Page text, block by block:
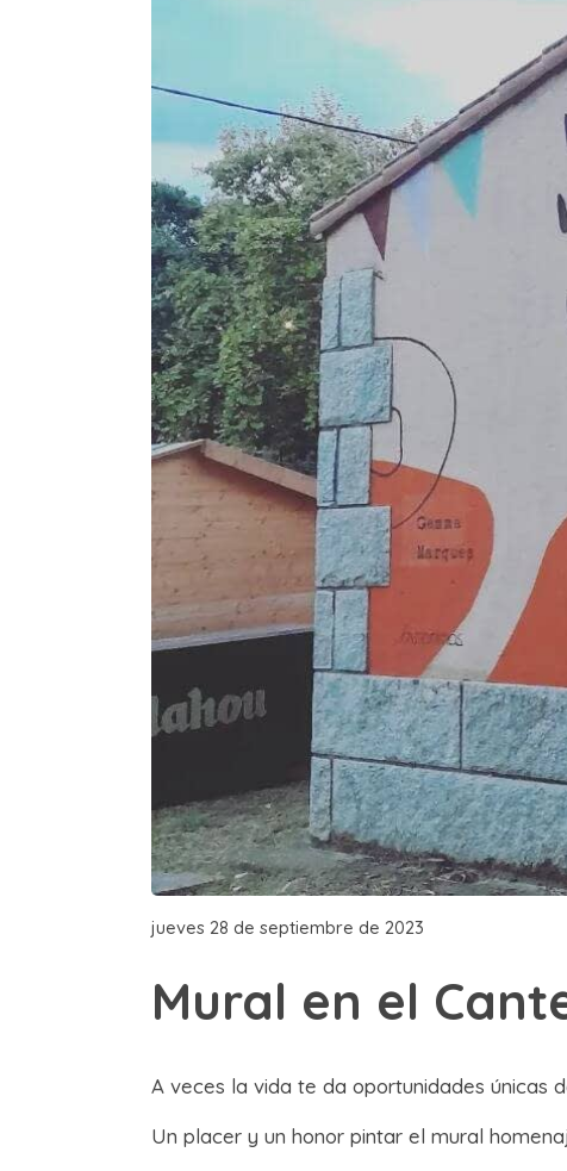
jueves 28 de septiembre de 2023
Mural en el
A veces la vida te da oportunidades únicas
Un placer y un honor pintar el mural